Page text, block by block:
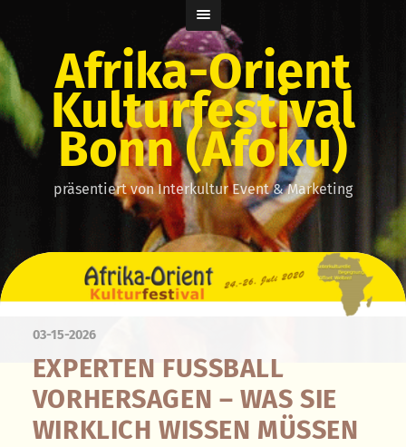
Afrika-Orient
Kulturfestival
Bonn (Afoku)
präsentiert von Interkultur Event & Marketing
03-15-2026
EXPERTEN FUSSBALL V
ORHERSAGEN – WAS SIE W
IRKLICH WISSEN MÜSSEN